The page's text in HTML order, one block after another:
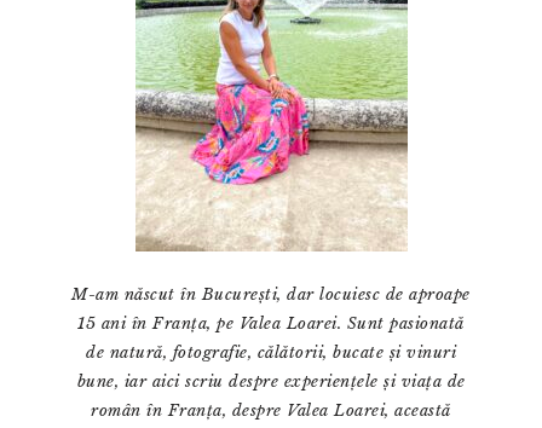
M-am născut în București, dar locuiesc de aproape
15 ani în Franța, pe Valea Loarei. Sunt pasionată
de natură, fotografie, călătorii, bucate și vinuri
bune, iar aici scriu despre experiențele și viața de
român în Franța, despre Valea Loarei, această